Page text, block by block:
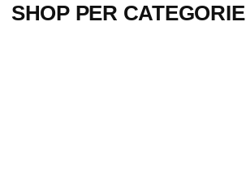
SHOP PER CATEGORIE